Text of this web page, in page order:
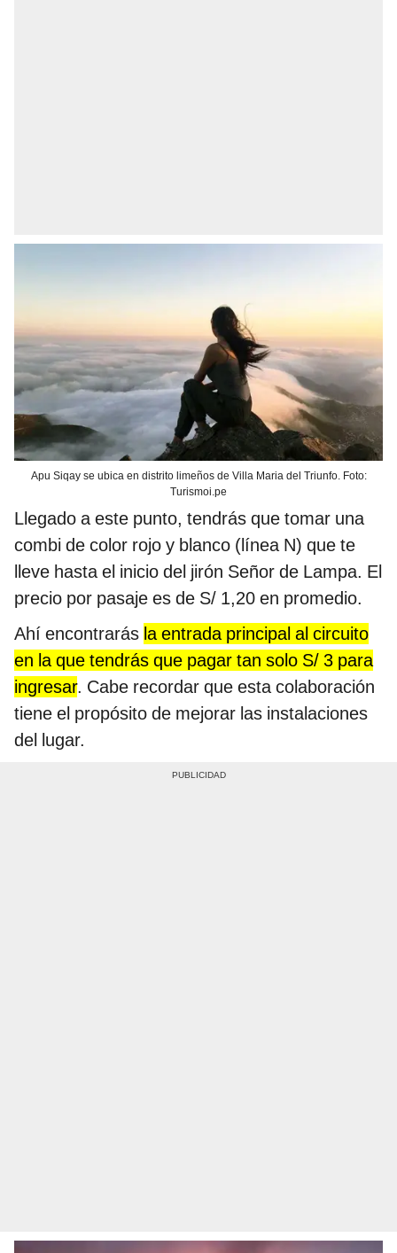
Apu Siqay se ubica en distrito limeños de Villa Maria del Triunfo. Foto:
Turismoi.pe
Llegado a este punto, tendrás que tomar una
combi de color rojo y blanco (línea N) que te
lleve hasta el inicio del jirón Señor de Lampa. El
precio por pasaje es de S/ 1,20 en promedio.
Ahí encontrarás la entrada principal al circuito
en la que tendrás que pagar tan solo S/ 3 para
ingresar. Cabe recordar que esta colaboración
tiene el propósito de mejorar las instalaciones
del lugar.